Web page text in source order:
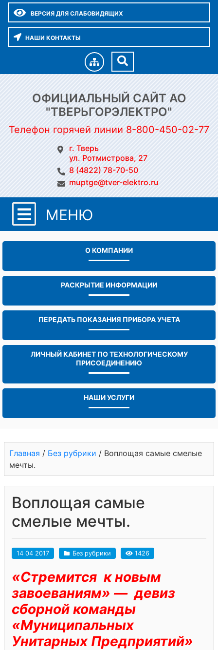
ВЕРСИЯ ДЛЯ СЛАБОВИДЯЩИХ
НАШИ КОНТАКТЫ
ОФИЦИАЛЬНЫЙ САЙТ АО
"ТВЕРЬГОРЭЛЕКТРО"
Телефон горячей линии 8-800-450-02-77
г. Тверь
ул. Ротмистрова, 27
8 (4822) 78-70-50
muptge@tver-elektro.ru
МЕНЮ
О КОМПАНИИ
РАСКРЫТИЕ ИНФОРМАЦИИ
ПЕРЕДАТЬ ПОКАЗАНИЯ ПРИБОРА УЧЕТА
ЛИЧНЫЙ КАБИНЕТ ПО ТЕХНОЛОГИЧЕСКОМУ
ПРИСОЕДИНЕНИЮ
НАШИ УСЛУГИ
Главная / Без рубрики / Воплощая самые смелые
мечты.
Воплощая самые
смелые мечты.
14 04 2017 Без рубрики 1426
«Стремится к новым
завоеваниям» — девиз
сборной команды
«Муниципальных
Унитарных Предприятий»